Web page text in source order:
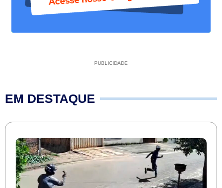
PUBLICIDADE
EM DESTAQUE